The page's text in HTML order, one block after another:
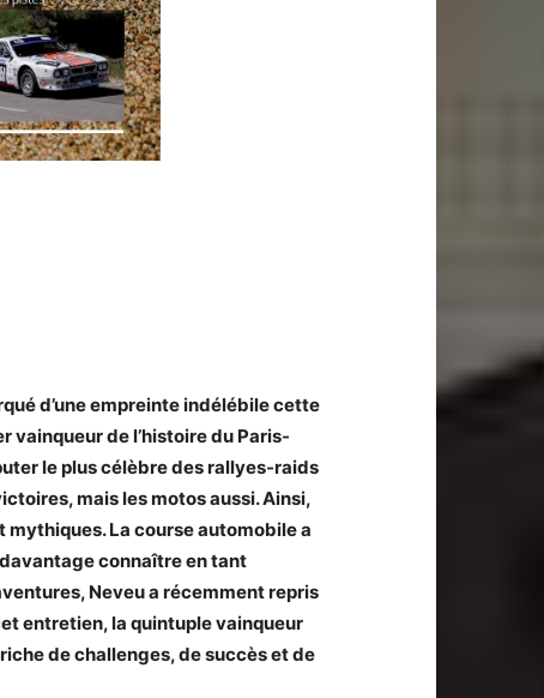
d’une empreinte indélébile cette
vainqueur de l’histoire du Paris-
le plus célèbre des rallyes-raids
mais les motos aussi. Ainsi,
La course automobile a
connaître en tant
Neveu a récemment repris
entretien, la quintuple vainqueur
de challenges, de succès et de